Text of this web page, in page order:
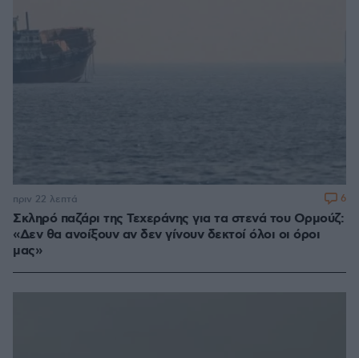
Σκληρό παζάρι της Τεχεράνης για τα στενά του Ορμούζ:
«Δεν θα ανοίξουν αν δεν γίνουν δεκτοί όλοι οι όροι
μας»
πριν 22 λεπτά 6